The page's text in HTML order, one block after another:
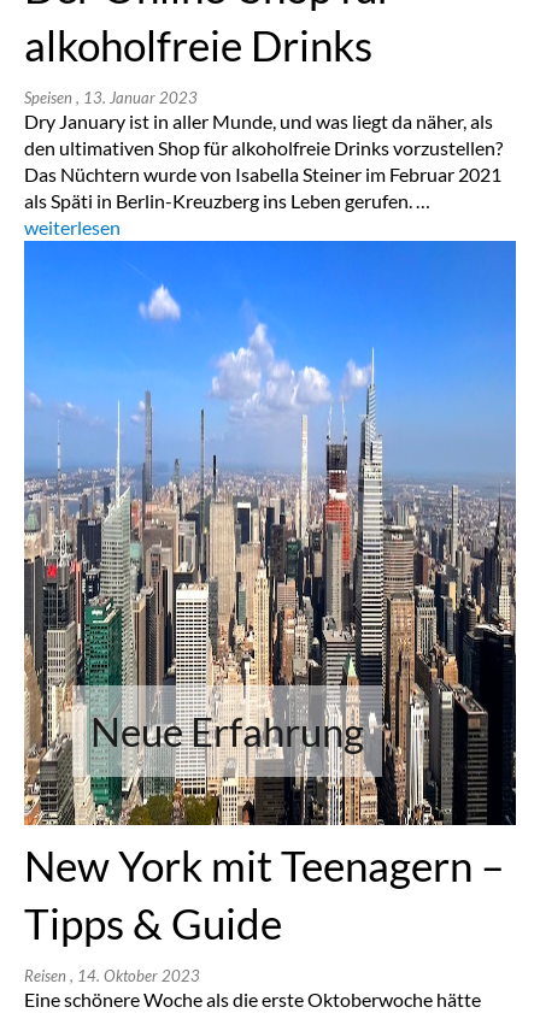
alkoholfreie Drinks
Speisen, 13. Januar 2023
Dry January ist in aller Munde, und was liegt da näher, als
den ultimativen Shop für alkoholfreie Drinks vorzustellen?
Das Nüchtern wurde von Isabella Steiner im Februar 2021
als Späti in Berlin-Kreuzberg ins Leben gerufen. …
„Home“
weiterlesen
Neue Erfahrung
New York mit Teenagern –
Tipps & Guide
Reisen, 14. Oktober 2023
Eine schönere Woche als die erste Oktoberwoche hätte